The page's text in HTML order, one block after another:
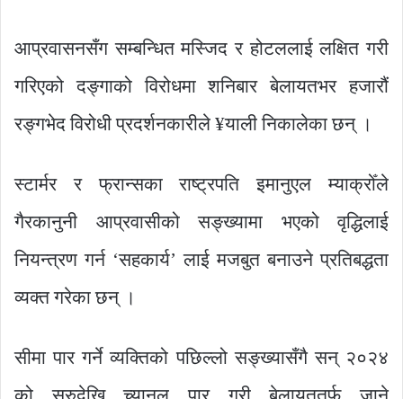
आप्रवासनसँग सम्बन्धित मस्जिद र होटललाई लक्षित गरी
गरिएको दङ्गाको विरोधमा शनिबार बेलायतभर हजारौं
रङ्गभेद विरोधी प्रदर्शनकारीले ¥याली निकालेका छन् ।
स्टार्मर र फ्रान्सका राष्ट्रपति इमानुएल म्याक्रोँले
गैरकानुनी आप्रवासीको सङ्ख्यामा भएको वृद्धिलाई
नियन्त्रण गर्न ‘सहकार्य’ लाई मजबुत बनाउने प्रतिबद्धता
व्यक्त गरेका छन् ।
सीमा पार गर्ने व्यक्तिको पछिल्लो सङ्ख्यासँगै सन् २०२४